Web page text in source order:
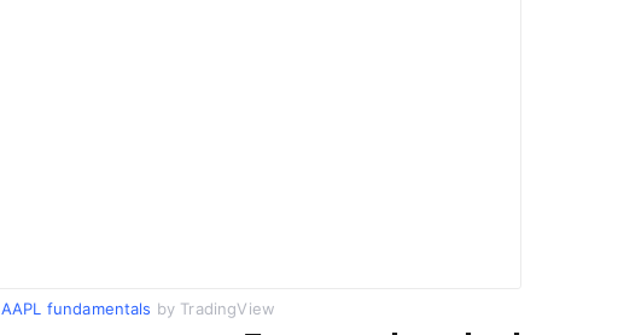
AAPL fundamentals by TradingView